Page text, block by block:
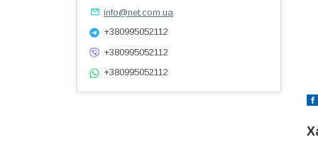
info@net.com.ua
+380995052112
+380995052112
+380995052112